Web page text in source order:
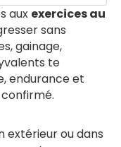
aux exercices au
sans
gainage,
te
endurance et
extérieur ou dans